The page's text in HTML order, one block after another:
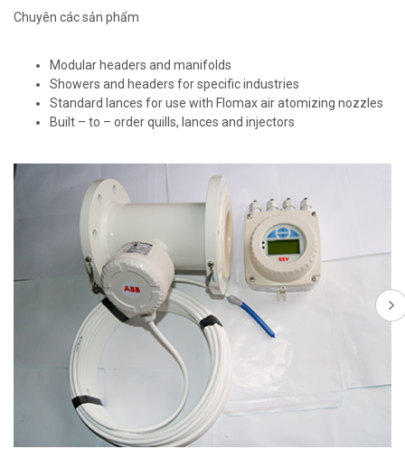
Chuyên các sản phẩm
Modular headers and manifolds
Showers and headers for specific industries
Standard lances for use with Flomax air atomizing nozzles
Built – to – order quills, lances and injectors